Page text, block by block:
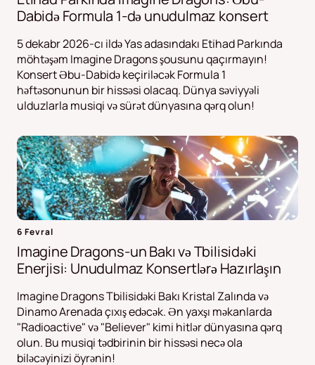
Dabidə Formula 1-də unudulmaz konsert
5 dekabr 2026-cı ildə Yas adasındakı Etihad Parkında
möhtəşəm Imagine Dragons şousunu qaçırmayın!
Konsert Əbu-Dabidə keçiriləcək Formula 1
həftəsonunun bir hissəsi olacaq. Dünya səviyyəli
ulduzlarla musiqi və sürət dünyasına qərq olun!
6 Fevral
Imagine Dragons-un Bakı və Tbilisidəki
Enerjisi: Unudulmaz Konsertlərə Hazırlaşın
Imagine Dragons Tbilisidəki Bakı Kristal Zalında və
Dinamo Arenada çıxış edəcək. Ən yaxşı məkanlarda
"Radioactive" və "Believer" kimi hitlər dünyasına qərq
olun. Bu musiqi tədbirinin bir hissəsi necə ola
biləcəyinizi öyrənin!